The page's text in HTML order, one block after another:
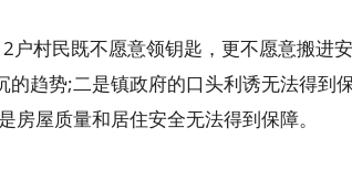
村民既不愿意领钥匙，更不愿意搬进
的趋势;二是镇政府的口头利诱无法得到
房屋质量和居住安全无法得到保障。